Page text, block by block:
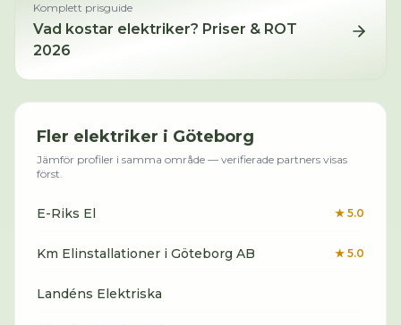
Komplett prisguide
Vad kostar elektriker? Priser & ROT
2026
Fler elektriker i Göteborg
Jämför profiler i samma område — verifierade partners visas
först.
E-Riks El ★ 5.0
Km Elinstallationer i Göteborg AB ★ 5.0
Landéns Elektriska